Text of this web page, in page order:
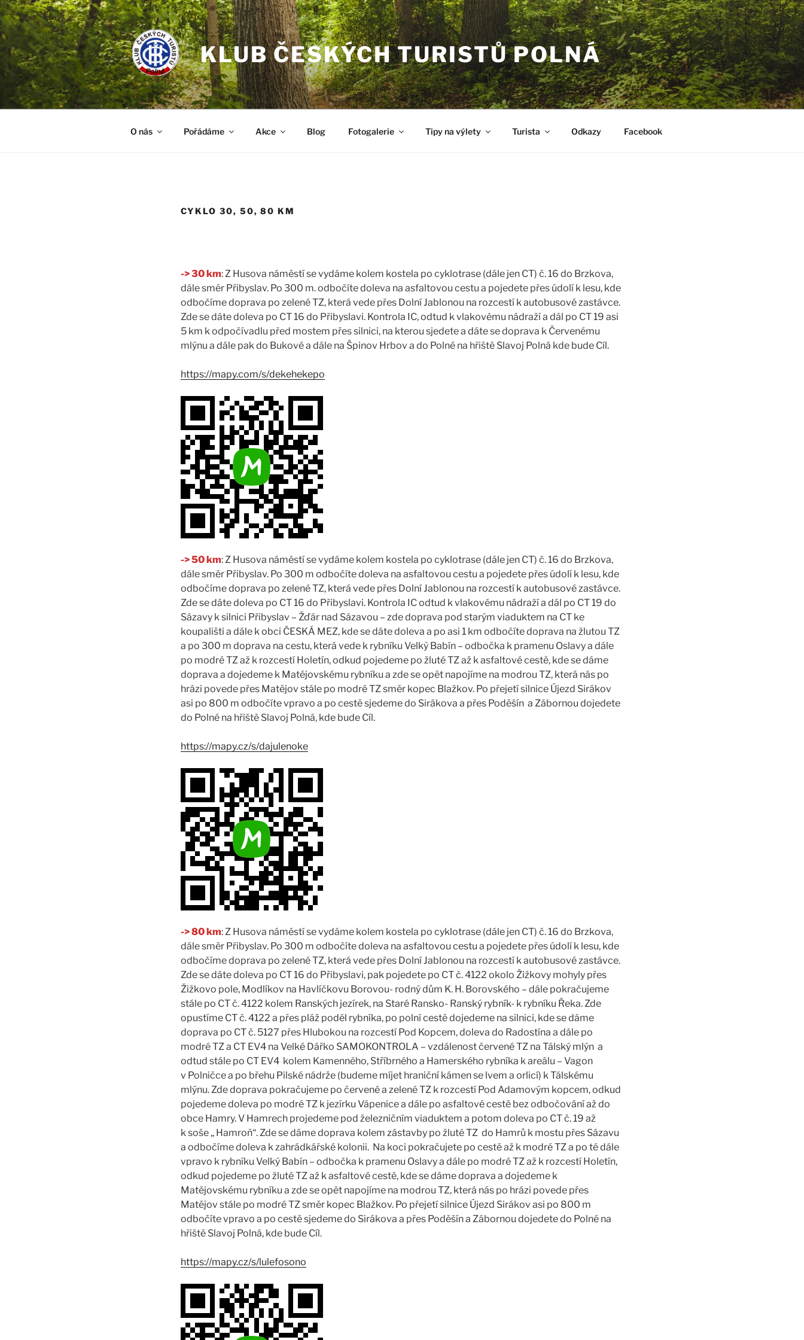
Přejít
k
obsahu
webu
KLUB ČESKÝCH TURISTŮ POLNÁ
O nás Pořádáme Akce Blog Fotogalerie Tipy na výlety Turista Odkazy Facebook
CYKLO 30, 50, 80 KM
->30 km: Z Husova náměstí se vydáme kolem kostela po cyklotrase (dále jen CT) č. 16 do Brzkova,
dále směr Přibyslav. Po 300 m. odbočíte doleva na asfaltovou cestu a pojedete přes údolí k lesu, kde
odbočíme doprava po zelené TZ, která vede přes Dolní Jablonou na rozcestí k autobusové zastávce.
Zde se dáte doleva po CT 16 do Přibyslavi. Kontrola IC, odtud k vlakovému nádraží a dál po CT 19 asi
5 km k odpočívadlu před mostem přes silnici, na kterou sjedete a dáte se doprava k Červenému
mlýnu a dále pak do Bukové a dále na Špinov Hrbov a do Polné na hřiště Slavoj Polná kde bude Cíl.
https://mapy.com/s/dekehekepo
-> 50 km: Z Husova náměstí se vydáme kolem kostela po cyklotrase (dále jen CT) č. 16 do Brzkova,
dále směr Přibyslav. Po 300 m odbočíte doleva na asfaltovou cestu a pojedete přes údolí k lesu, kde
odbočíme doprava po zelené TZ, která vede přes Dolní Jablonou na rozcestí k autobusové zastávce.
Zde se dáte doleva po CT 16 do Přibyslavi. Kontrola IC odtud k vlakovému nádraží a dál po CT 19 do
Sázavy k silnici Přibyslav – Žďár nad Sázavou – zde doprava pod starým viaduktem na CT ke
koupališti a dále k obci ČESKÁ MEZ, kde se dáte doleva a po asi 1 km odbočíte doprava na žlutou TZ
a po 300 m doprava na cestu, která vede k rybníku Velký Babín – odbočka k pramenu Oslavy a dále
po modré TZ až k rozcestí Holetín, odkud pojedeme po žluté TZ až k asfaltové cestě, kde se dáme
doprava a dojedeme k Matějovskému rybníku a zde se opět napojíme na modrou TZ, která nás po
hrázi povede přes Matějov stále po modré TZ směr kopec Blažkov. Po přejetí silnice Újezd Sirákov
asi po 800 m odbočíte vpravo a po cestě sjedeme do Sirákova a přes Poděšín a Zábornou dojedete
do Polné na hřiště Slavoj Polná, kde bude Cíl.
https://mapy.cz/s/dajulenoke
-> 80 km: Z Husova náměstí se vydáme kolem kostela po cyklotrase (dále jen CT) č. 16 do Brzkova,
dále směr Přibyslav. Po 300 m odbočíte doleva na asfaltovou cestu a pojedete přes údolí k lesu, kde
odbočíme doprava po zelené TZ, která vede přes Dolní Jablonou na rozcestí k autobusové zastávce.
Zde se dáte doleva po CT 16 do Přibyslavi, pak pojedete po CT č. 4122 okolo Žižkovy mohyly přes
Žižkovo pole, Modlíkov na Havlíčkovu Borovou- rodný dům K. H. Borovského – dále pokračujeme
stále po CT č. 4122 kolem Ranských jezírek, na Staré Ransko- Ranský rybník- k rybníku Řeka. Zde
opustíme CT č. 4122 a přes pláž podél rybníka, po polní cestě dojedeme na silnici, kde se dáme
doprava po CT č. 5127 přes Hlubokou na rozcestí Pod Kopcem, doleva do Radostína a dále po
modré TZ a CT EV4 na Velké Dářko SAMOKONTROLA – vzdálenost červené TZ na Tálský mlýn a
odtud stále po CT EV4 kolem Kamenného, Stříbrného a Hamerského rybníka k areálu – Vagon
v Polničce a po břehu Pilské nádrže (budeme míjet hraniční kámen se lvem a orlicí) k Tálskému
mlýnu. Zde doprava pokračujeme po červené a zelené TZ k rozcestí Pod Adamovým kopcem, odkud
pojedeme doleva po modré TZ k jezírku Vápenice a dále po asfaltové cestě bez odbočování až do
obce Hamry. V Hamrech projedeme pod železničním viaduktem a potom doleva po CT č. 19 až
k soše „ Hamroň“. Zde se dáme doprava kolem zástavby po žluté TZ do Hamrů k mostu přes Sázavu
a odbočíme doleva k zahrádkářské kolonii. Na koci pokračujete po cestě až k modré TZ a po té dále
vpravo k rybníku Velký Babín – odbočka k pramenu Oslavy a dále po modré TZ až k rozcestí Holetín,
odkud pojedeme po žluté TZ až k asfaltové cestě, kde se dáme doprava a dojedeme k
Matějovskému rybníku a zde se opět napojíme na modrou TZ, která nás po hrázi povede přes
Matějov stále po modré TZ směr kopec Blažkov. Po přejetí silnice Újezd Sirákov asi po 800 m
odbočíte vpravo a po cestě sjedeme do Sirákova a přes Poděšín a Zábornou dojedete do Polné na
hřiště Slavoj Polná, kde bude Cíl.
https://mapy.cz/s/lulefosono